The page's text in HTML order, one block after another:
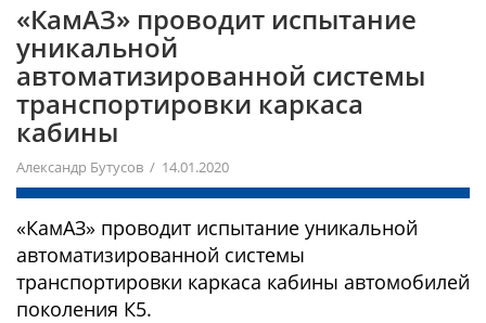
«КамАЗ» проводит испытание
уникальной
автоматизированной системы
транспортировки каркаса
кабины
Александр Бутусов / 14.01.2020
«КамАЗ» проводит испытание уникальной
автоматизированной системы
транспортировки каркаса кабины автомобилей
поколения К5.